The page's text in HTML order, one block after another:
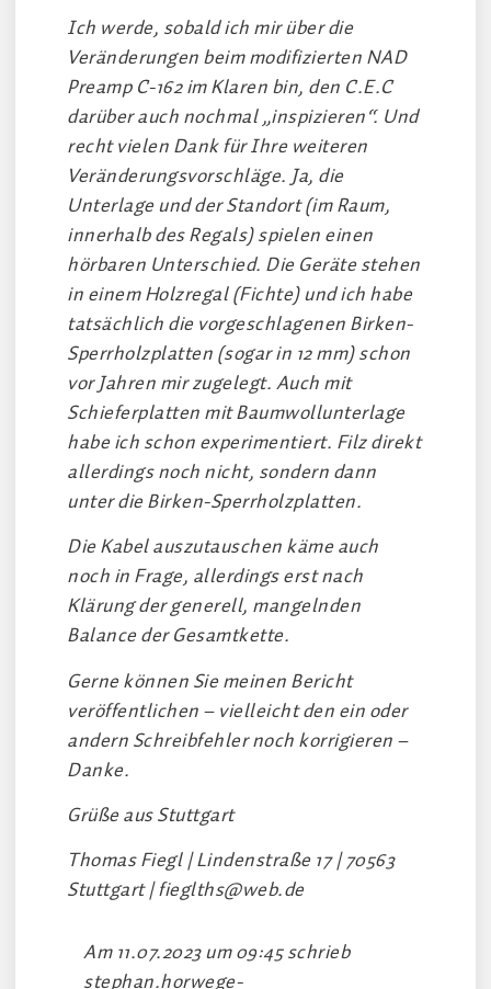
Ich werde, sobald ich mir über die
Veränderungen beim modifizierten NAD
Preamp C-162 im Klaren bin, den C.E.C
darüber auch nochmal „inspizieren“. Und
recht vielen Dank für Ihre weiteren
Veränderungsvorschläge. Ja, die
Unterlage und der Standort (im Raum,
innerhalb des Regals) spielen einen
hörbaren Unterschied. Die Geräte stehen
in einem Holzregal (Fichte) und ich habe
tatsächlich die vorgeschlagenen Birken-
Sperrholzplatten (sogar in 12 mm) schon
vor Jahren mir zugelegt. Auch mit
Schieferplatten mit Baumwollunterlage
habe ich schon experimentiert. Filz direkt
allerdings noch nicht, sondern dann
unter die Birken-Sperrholzplatten.
Die Kabel auszutauschen käme auch
noch in Frage, allerdings erst nach
Klärung der generell, mangelnden
Balance der Gesamtkette.
Gerne können Sie meinen Bericht
veröffentlichen – vielleicht den ein oder
andern Schreibfehler noch korrigieren –
Danke.
Grüße aus Stuttgart
Thomas Fiegl | Lindenstraße 17 | 70563
Stuttgart |fieglths@web.de
Am 11.07.2023 um 09:45 schrieb
stephan.horwege-